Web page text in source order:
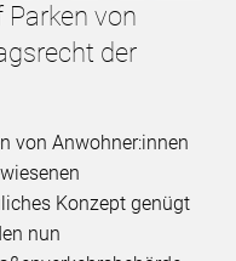
Parken von
der
von Anwohner:innen
Konzept genügt
nun